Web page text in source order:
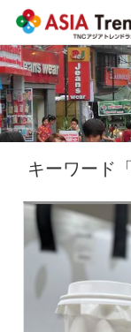
キーワード